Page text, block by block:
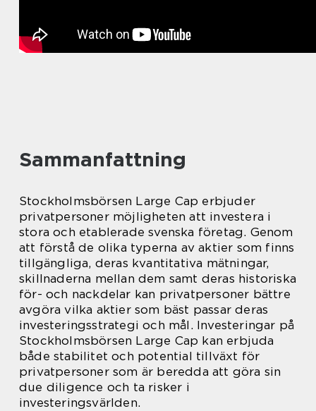
Sammanfattning
Stockholmsbörsen Large Cap erbjuder
privatpersoner möjligheten att investera i
stora och etablerade svenska företag. Genom
att förstå de olika typerna av aktier som finns
tillgängliga, deras kvantitativa mätningar,
skillnaderna mellan dem samt deras historiska
för- och nackdelar kan privatpersoner bättre
avgöra vilka aktier som bäst passar deras
investeringsstrategi och mål. Investeringar på
Stockholmsbörsen Large Cap kan erbjuda
både stabilitet och potential tillväxt för
privatpersoner som är beredda att göra sin
due diligence och ta risker i
investeringsvärlden.